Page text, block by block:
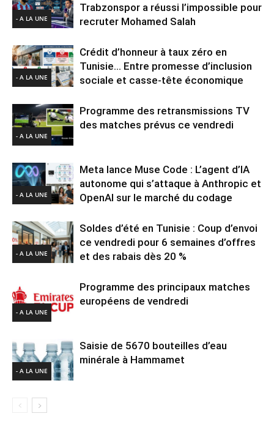
- A LA UNE
Trabzonspor a réussi l’impossible pour
recruter Mohamed Salah
- A LA UNE
Crédit d’honneur à taux zéro en
Tunisie… Entre promesse d’inclusion
sociale et casse-tête économique
- A LA UNE
Programme des retransmissions TV
des matches prévus ce vendredi
- A LA UNE
Meta lance Muse Code : L’agent d’IA
autonome qui s’attaque à Anthropic et
OpenAI sur le marché du codage
- A LA UNE
Soldes d’été en Tunisie : Coup d’envoi
ce vendredi pour 6 semaines d’offres
et des rabais dès 20 %
- A LA UNE
Programme des principaux matches
européens de vendredi
- A LA UNE
Saisie de 5670 bouteilles d’eau
minérale à Hammamet